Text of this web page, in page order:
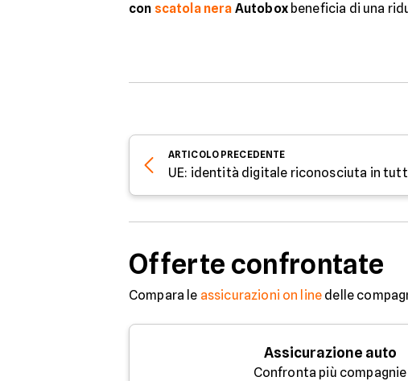
con scatola nera Autoboxbeneficia di una
ARTICOLO PRECEDENTE
UE: identità digitale riconosciuta in
Offerte confrontate
Compara le assicurazioni on line delle
Assicurazione auto
Confronta più compagnie